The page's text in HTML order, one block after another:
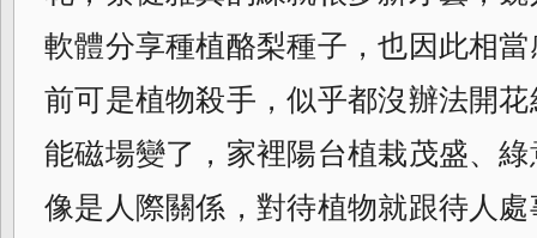
軟體分享種植酪梨種子，也因此相
前可是植物殺手，似乎都沒辦法開
能磁場變了， 家裡陽台植栽茂盛、
像是人際關係，對待植物就跟待人